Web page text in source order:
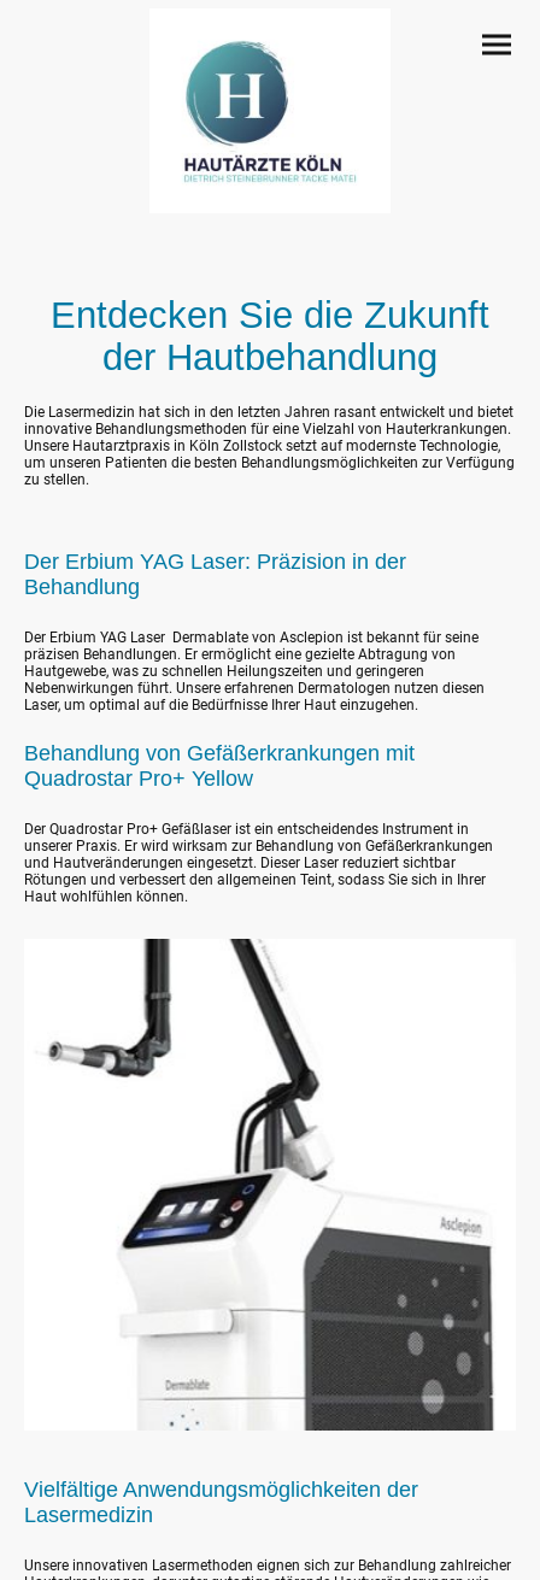
Entdecken Sie die Zukunft
der Hautbehandlung
Die Lasermedizin hat sich in den letzten Jahren rasant entwickelt und bietet
innovative Behandlungsmethoden für eine Vielzahl von Hauterkrankungen.
Unsere Hautarztpraxis in Köln Zollstock setzt auf modernste Technologie,
um unseren Patienten die besten Behandlungsmöglichkeiten zur Verfügung
zu stellen.
Der Erbium YAG Laser: Präzision in der
Behandlung
Der Erbium YAG Laser Dermablate von Asclepion ist bekannt für seine
präzisen Behandlungen. Er ermöglicht eine gezielte Abtragung von
Hautgewebe, was zu schnellen Heilungszeiten und geringeren
Nebenwirkungen führt. Unsere erfahrenen Dermatologen nutzen diesen
Laser, um optimal auf die Bedürfnisse Ihrer Haut einzugehen.
Behandlung von Gefäßerkrankungen mit
Quadrostar Pro+ Yellow
Der Quadrostar Pro+ Gefäßlaser ist ein entscheidendes Instrument in
unserer Praxis. Er wird wirksam zur Behandlung von Gefäßerkrankungen
und Hautveränderungen eingesetzt. Dieser Laser reduziert sichtbar
Rötungen und verbessert den allgemeinen Teint, sodass Sie sich in Ihrer
Haut wohlfühlen können.
Vielfältige Anwendungsmöglichkeiten der
Lasermedizin
Unsere innovativen Lasermethoden eignen sich zur Behandlung zahlreicher